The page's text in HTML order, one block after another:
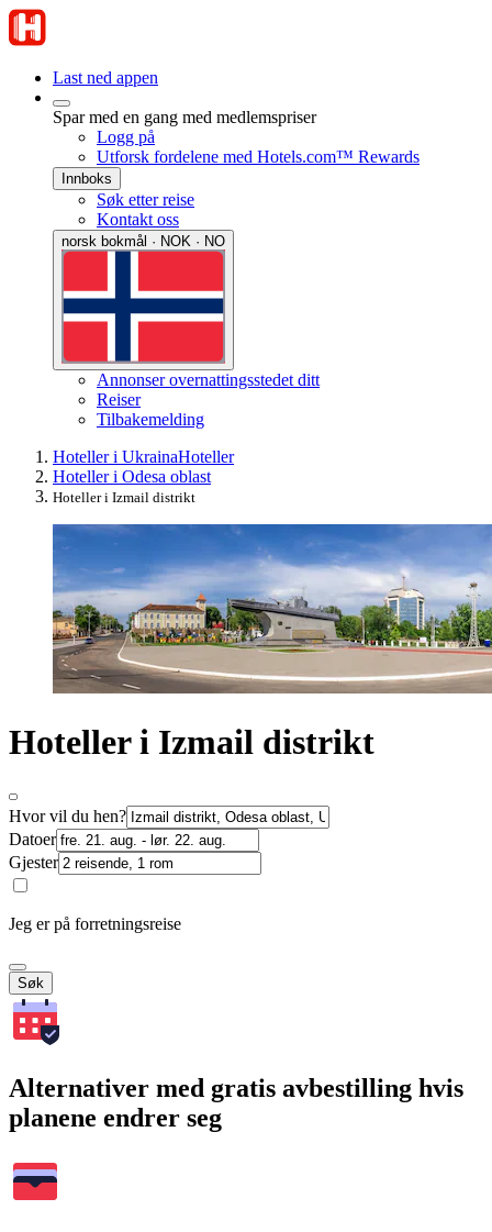
Last ned appen
Spar med en gang med medlemspriser
Logg på
Utforsk fordelene med Hotels.com™ Rewards
Innboks
Søk etter reise
Kontakt oss
norsk bokmål · NOK · NO
Annonser overnattingsstedet ditt
Reiser
Tilbakemelding
Hoteller i UkrainaHoteller
Hoteller i Odesa oblast
Hoteller i Izmail distrikt
Hoteller i Izmail distrikt
Hvor vil du hen?
Datoer
Gjester
Jeg er på forretningsreise
Søk
Alternativer med gratis avbestilling hvis
planene endrer seg